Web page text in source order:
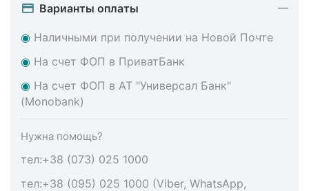
Варианты оплаты
◉ Наличными при получении на Новой Почте
◉ На счет ФОП в ПриватБанк
◉ На счет ФОП в АТ "Универсал Банк"
(Monobank)
Нужна помощь?
тел:+38 (073) 025 1000
тел:+38 (095) 025 1000 (Viber, WhatsApp,